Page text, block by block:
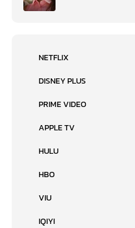
NETFLIX
DISNEY PLUS
PRIME VIDEO
APPLE TV
HULU
HBO
VIU
IQIYI